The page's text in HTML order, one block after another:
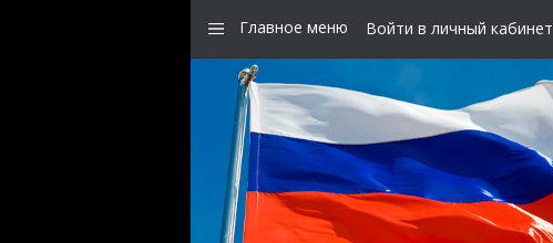
Главное меню Войти в личный кабинет